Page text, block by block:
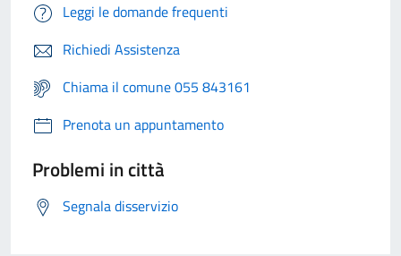
Leggi le domande frequenti
Richiedi Assistenza
Chiama il comune 055 843161
Prenota un appuntamento
Problemi in città
Segnala disservizio